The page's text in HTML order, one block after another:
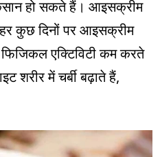
हो सकते हैं। आइसक्रीम
हर कुछ दिनों पर आइसक्रीम
एक्टिविटी कम करते
शरीर में चर्बी बढ़ाते हैं,